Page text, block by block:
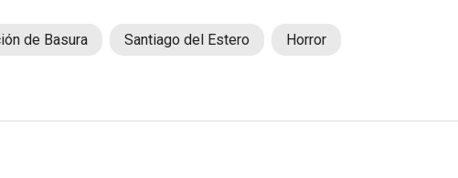
de Basura Santiago del Estero Horror